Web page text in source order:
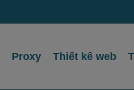
Proxy Thiết kế web